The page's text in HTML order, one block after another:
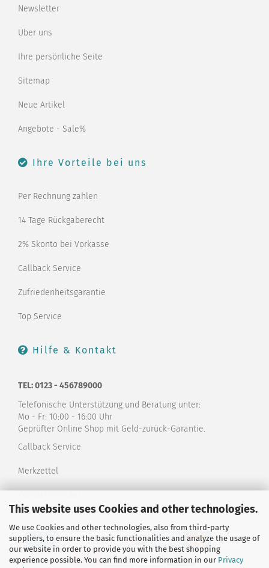
This website uses Cookies and other technologies.
We use Cookies and other technologies, also from third-party
suppliers, to ensure the basic functionalities and analyze the usage of
our website in order to provide you with the best shopping
experience possible. You can find more information in our Privacy
Newsletter
Über uns
Ihre persönliche Seite
Sitemap
Neue Artikel
Angebote - Sale%
Ihre Vorteile bei uns
Per Rechnung zahlen
14 Tage Rückgaberecht
2% Skonto bei Vorkasse
Callback Service
Zufriedenheitsgarantie
Top Service
Hilfe & Kontakt
TEL: 0123 - 456789000
Telefonische Unterstützung und Beratung unter:
Mo - Fr: 10:00 - 16:00 Uhr
Geprüfter Online Shop mit Geld-zurück-Garantie.
Callback Service
Merkzettel